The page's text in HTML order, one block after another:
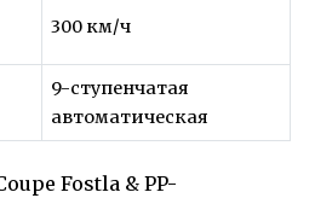
300 км/ч
9-ступенчатая
автоматическая
Fostla & PP-